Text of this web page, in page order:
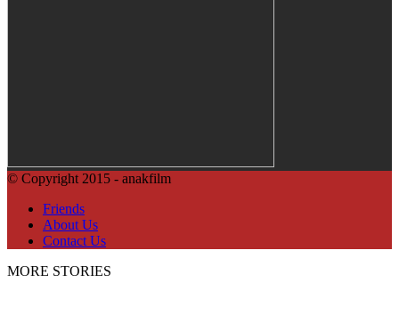
© Copyright 2015 - anakfilm
Friends
About Us
Contact Us
MORE STORIES